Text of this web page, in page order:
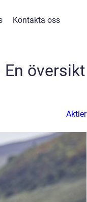
Kontakta oss
översikt
Aktier